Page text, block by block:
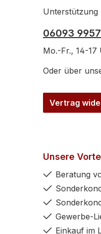
Unterstützung
06093
Mo.-Fr., 14-17
Oder über
Vertrag
Unsere
Beratung
Gewerbe-
Einkauf im